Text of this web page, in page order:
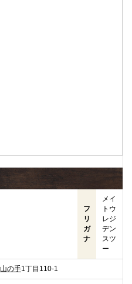
フ
リ
ガ
ナ
メイ
トウ
レジ
デン
スツ
ー
山の手1丁目110-1